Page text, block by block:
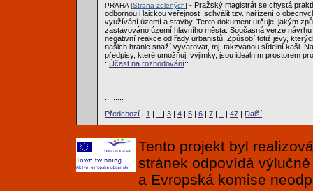
PRAHA [Strana zelených] - Pražský magistrát se chystá
odbornou i laickou veřejností schválit tzv. nařízení o
využívání území a stavby. Tento dokument určuje, jakým
zastavováno území hlavního města. Současná verze
negativní reakce od řady urbanistů. Způsobí totiž jevy,
našich hranic snaží vyvarovat, mj. takzvanou sídelní kaši.
předpisy, které umožňují výjimky, jsou ideálním prostorem
::Účast na rozhodování::
Předchozí | 1 | | 3 | 4 | 5 | 6 | 7 | | 47 | Další
Tento projekt byl
stránek odpovídá
a Evropská komise